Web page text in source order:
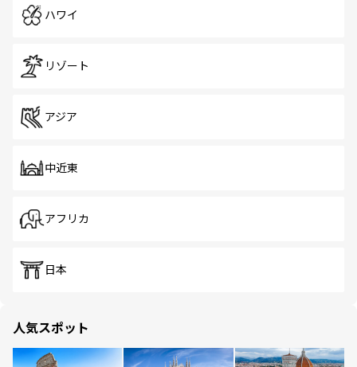
ハワイ
リゾート
アジア
中近東
アフリカ
日本
人気スポット